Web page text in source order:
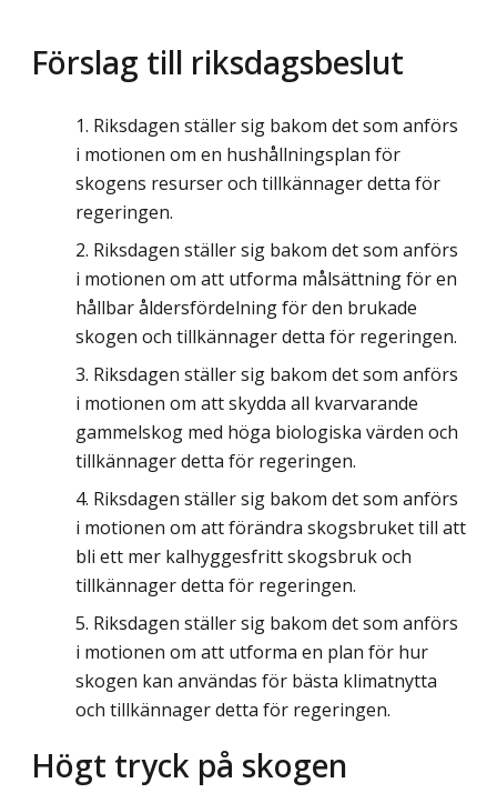
Förslag till riksdagsbeslut
Riksdagen ställer sig bakom det som anförs
i motionen om en hushållningsplan för
skogens resurser och tillkännager detta för
regeringen.
Riksdagen ställer sig bakom det som anförs
i motionen om att utforma målsättning för en
hållbar åldersfördelning för den brukade
skogen och tillkännager detta för regeringen.
Riksdagen ställer sig bakom det som anförs
i motionen om att skydda all kvarvarande
gammelskog med höga biologiska värden och
tillkännager detta för regeringen.
Riksdagen ställer sig bakom det som anförs
i motionen om att förändra skogsbruket till att
bli ett mer kalhyggesfritt skogsbruk och
tillkännager detta för regeringen.
Riksdagen ställer sig bakom det som anförs
i motionen om att utforma en plan för hur
skogen kan användas för bästa klimatnytta
och tillkännager detta för regeringen.
Högt tryck på skogen